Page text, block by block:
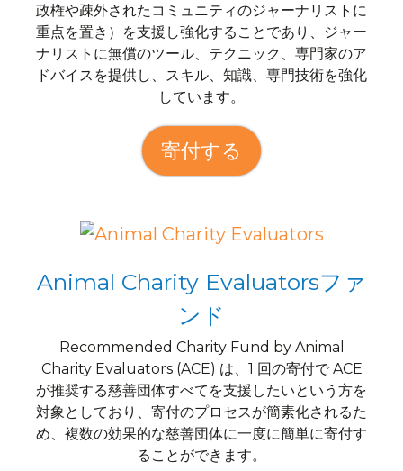
政権や疎外されたコミュニティのジャーナリストに
重点を置き）を支援し強化することであり、ジャー
ナリストに無償のツール、テクニック、専門家のア
ドバイスを提供し、スキル、知識、専門技術を強化
しています。
寄付する
Animal Charity Evaluatorsファ
ンド
Recommended Charity Fund by Animal
Charity Evaluators (ACE) は、1 回の寄付で ACE
が推奨する慈善団体すべてを支援したいという方を
対象としており、寄付のプロセスが簡素化されるた
め、複数の効果的な慈善団体に一度に簡単に寄付す
ることができます。